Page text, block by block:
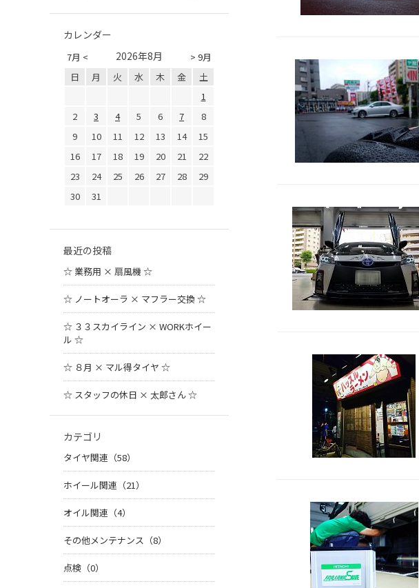
カレンダー
7月 < > 9月
2026年8月
日 月 火 水 木 金
土
1
2
3 4 5 6 7
8
9
10 11 12 13 14
15
16
17 18 19 20 21
22
23
24 25 26 27 28
29
30
31
最近の投稿
☆ 業務用 × 扇風機 ☆
☆ ノートオーラ × マフラー交換 ☆
☆ ３３スカイライン × WORKホイー
ル ☆
☆ ８月 × マル得タイヤ ☆
☆ スタッフの休日 × 太郎さん ☆
カテゴリ
タイヤ関連（58）
ホイール関連（21）
オイル関連（4）
その他メンテナンス（8）
点検（0）